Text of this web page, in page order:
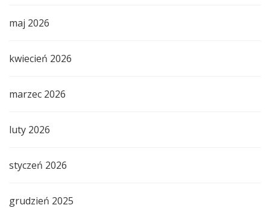
maj 2026
kwiecień 2026
marzec 2026
luty 2026
styczeń 2026
grudzień 2025